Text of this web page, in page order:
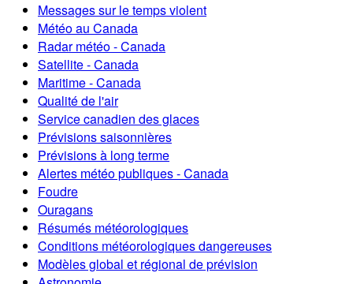
Messages sur le temps violent
Météo au Canada
Radar météo - Canada
Satellite - Canada
Maritime - Canada
Qualité de l'air
Service canadien des glaces
Prévisions saisonnières
Prévisions à long terme
Alertes météo publiques - Canada
Foudre
Ouragans
Résumés météorologiques
Conditions météorologiques dangereuses
Modèles global et régional de prévision